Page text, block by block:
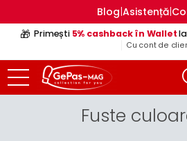
Blog|Asistență|
🎁 Primești 5% cashback în Wallet
Cu cont de
Fuste